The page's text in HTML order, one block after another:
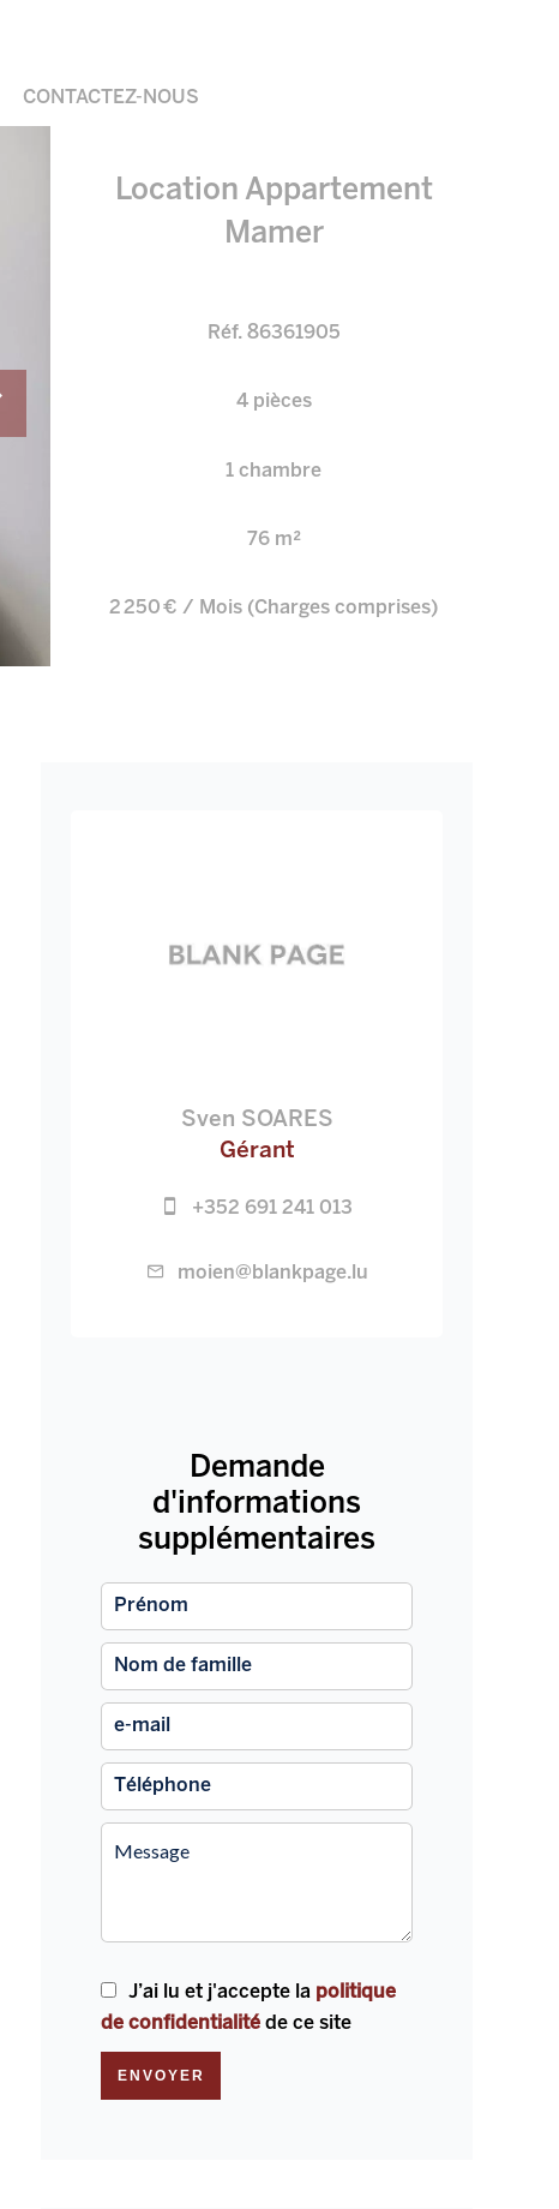
CONTACTEZ-NOUS
Location Appartement
Mamer
Réf. 86361905
4 pièces
1 chambre
76 m²
2 250 € / Mois (Charges comprises)
Sven SOARES
Gérant
+352 691 241 013
moien@blankpage.lu
Demande
d'informations
supplémentaires
J’ai lu et j'accepte la politique
de confidentialité de ce site
ENVOYER